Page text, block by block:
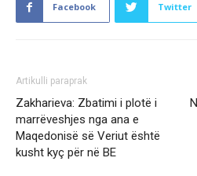
Facebook Twitter
Artikulli paraprak
Zakharieva: Zbatimi i plotë i
marrëveshjes nga ana e
Maqedonisë së Veriut është
kusht kyç për në BE